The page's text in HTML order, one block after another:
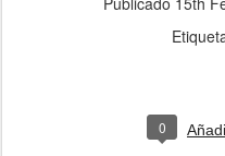
0